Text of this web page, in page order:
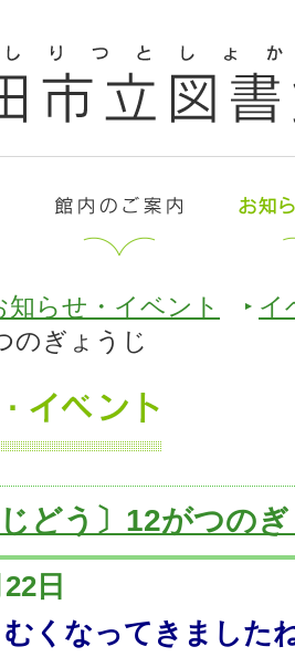
知らせ・イベント
イ
のぎょうじ
どう〕12がつの
日
くなってきました